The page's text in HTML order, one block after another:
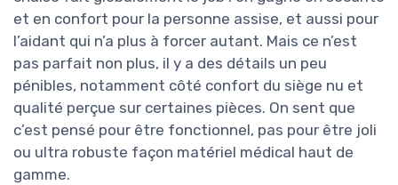
et en confort pour la personne assise, et aussi pour
l’aidant qui n’a plus à forcer autant. Mais ce n’est
pas parfait non plus, il y a des détails un peu
pénibles, notamment côté confort du siège nu et
qualité perçue sur certaines pièces. On sent que
c’est pensé pour être fonctionnel, pas pour être joli
ou ultra robuste façon matériel médical haut de
gamme.